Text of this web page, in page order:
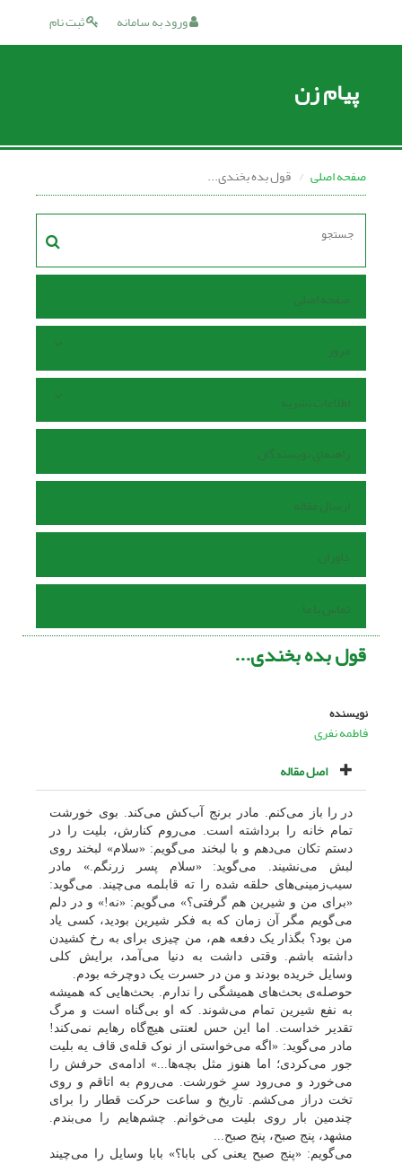
ثبت نام ورود به سامانه
پیام زن
صفحه اصلی قول بده بخندی...
صفحه اصلی
مرور
اطلاعات نشریه
راهنمای نویسندگان
ارسال مقاله
داوران
تماس با ما
قول بده بخندی...
نویسنده
فاطمه نفری
اصل مقاله
در را باز می‌کنم. مادر برنج آب‌کش می‌کند. بوی خورشت
تمام خانه را برداشته است. می‌روم کنارش، بلیت را در
دستم تکان می‌دهم و با لبخند می‌گویم: «سلام» لبخند روی
لبش می‌نشیند. می‌گوید: «سلام پسر زرنگم.» مادر
سیب‌زمینی‌های حلقه شده را ته قابلمه می‌چیند. می‌گوید:
«برای من و شیرین هم گرفتی؟» می‌گویم: «نه!» و در دلم
می‌گویم مگر آن زمان که به فکر شیرین بودید، کسی یاد
من بود؟ بگذار یک دفعه هم، من چیزی برای به رخ کشیدن
داشته باشم. وقتی داشت به دنیا می‌آمد، برایش کلی
وسایل خریده بودند و من در حسرت یک دوچرخه بودم.
حوصله‌ی بحث‌های همیشگی را ندارم. بحث‌هایی که همیشه
به نفع شیرین تمام می‌شوند. که او بی‌گناه است و مرگ
تقدیر خداست. اما این حس لعنتی هیچ‌گاه رهایم نمی‌کند!
مادر می‌گوید: «اگه می‌خواستی از نوک قله‌ی قاف یه بلیت
جور می‌کردی؛ اما هنوز مثل بچه‌ها...» ادامه‌ی حرفش را
می‌خورد و می‌رود سرِ خورشت. می‌روم به اتاقم و روی
تخت دراز می‌کشم. تاریخ و ساعت حرکت قطار را برای
چندمین بار روی بلیت می‌خوانم. چشم‌هایم را می‌بندم.
مشهد، پنج صبح، پنج صبح...
می‌گویم: «پنج صبح یعنی کی بابا؟» بابا وسایل را می‌چیند